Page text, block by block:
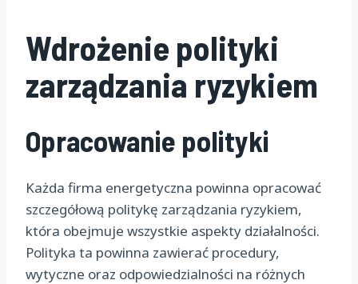
Wdrożenie polityki
zarządzania ryzykiem
Opracowanie polityki
Każda firma energetyczna powinna opracować
szczegółową politykę zarządzania ryzykiem,
która obejmuje wszystkie aspekty działalności.
Polityka ta powinna zawierać procedury,
wytyczne oraz odpowiedzialności na różnych